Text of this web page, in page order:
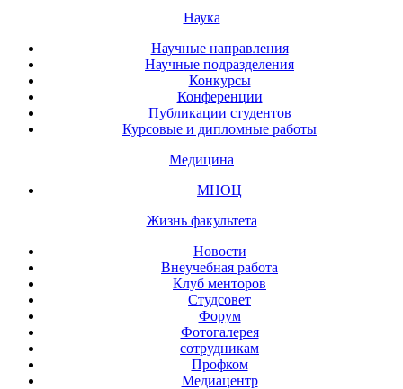
Наука
Научные направления
Научные подразделения
Конкурсы
Конференции
Публикации студентов
Курсовые и дипломные работы
Медицина
МНОЦ
Жизнь факультета
Новости
Внеучебная работа
Клуб менторов
Студсовет
Форум
Фотогалерея
сотрудникам
Профком
Медиацентр